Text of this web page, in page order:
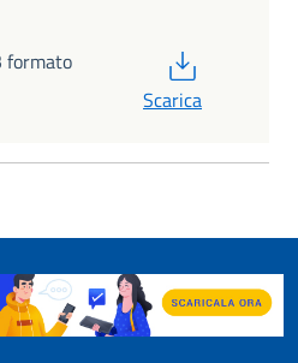
formato
Scarica